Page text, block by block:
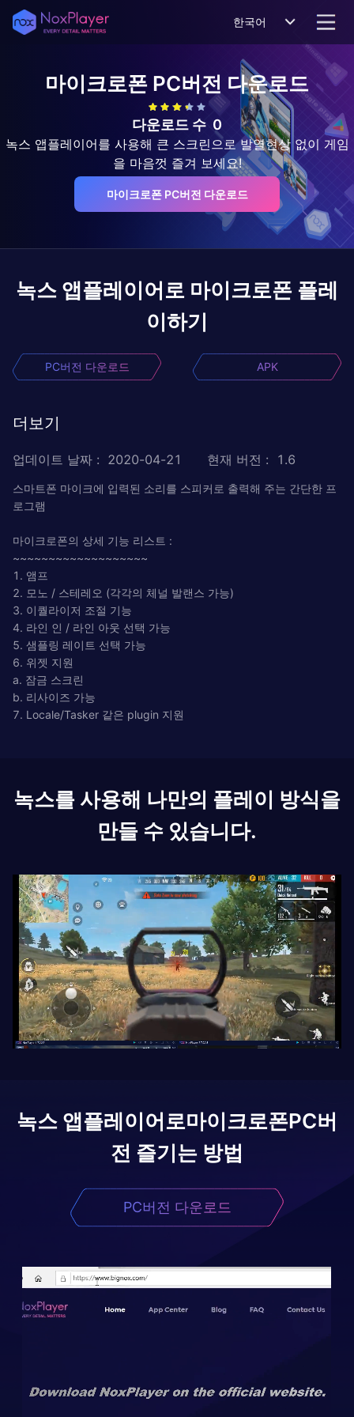
한국어
마이크로폰 PC버전 다운로드
다운로드 수 0
녹스 앱플레이어를 사용해 큰 스크린으로 발열현상 없이 게임
을 마음껏 즐겨 보세요!
마이크로폰 PC버전 다운로드
녹스 앱플레이어로 마이크로폰 플레
이하기
PC버전 다운로드 APK
더보기
업데이트 날짜 : 2020-04-21 현재 버전 : 1.6
스마트폰 마이크에 입력된 소리를 스피커로 출력해 주는 간단한 프
로그램
마이크로폰의 상세 기능 리스트 :
~~~~~~~~~~~~~~~~~~~
1. 앰프
2. 모노 / 스테레오 (각각의 체널 발랜스 가능)
3. 이퀄라이저 조절 기능
4. 라인 인 / 라인 아웃 선택 가능
5. 샘플링 레이트 선택 가능
6. 위젯 지원
a. 잠금 스크린
b. 리사이즈 가능
7. Locale/Tasker 같은 plugin 지원
녹스를 사용해 나만의 플레이 방식을
만들 수 있습니다.
녹스 앱플레이어로마이크로폰PC버
전 즐기는 방법
PC버전 다운로드